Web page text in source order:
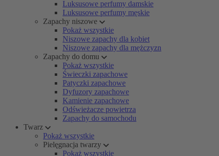
Luksusowe perfumy damskie
Luksusowe perfumy męskie
Zapachy niszowe
Pokaż wszystkie
Niszowe zapachy dla kobiet
Niszowe zapachy dla mężczyzn
Zapachy do domu
Pokaż wszystkie
Świeczki zapachowe
Patyczki zapachowe
Dyfuzory zapachowe
Kamienie zapachowe
Odświeżacze powietrza
Zapachy do samochodu
Twarz
Pokaż wszystkie
Pielęgnacja twarzy
Pokaż wszystkie